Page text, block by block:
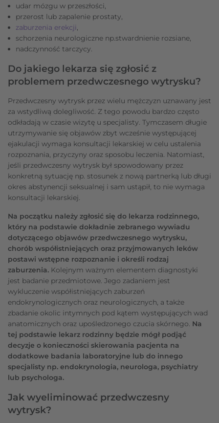
udar mózgu w przeszłości,
przerost lub zapalenie prostaty,
zaburzenia erekcji,
schorzenia neurologiczne np.stwardnienie rozsiane,
nadczynność tarczycy.
Do jakiego lekarza się zgłosić z
problemem przedwczesnego wytrysku?
Przedwczesny wytrysk przez wielu mężczyzn uznawany jest
za wstydliwą dolegliwość. Z tego powodu bardzo często
odkładają w czasie wizytę u specjalisty. Tymczasem długie
utrzymywanie się objawów zbyt wcześnie występującej
ejakulacji wymaga konsultacji lekarskiej w celu ustalenia
rozpoznania, przyczyny oraz sposobu leczenia. Natomiast,
jeśli przedwczesny wytrysk był spowodowany przez
konkretną sytuację np. stosunek z nową partnerką lub długi
okres abstynencji seksualnej i sam ustąpił, to nie wymaga
konsultacji lekarskiej.
Na początku należy zgłosić się do lekarza rodzinnego,
który na podstawie dokładnie zebranego wywiadu
dotyczącego objawów przedwczesnego wytrysku,
chorób współistniejących oraz przyjmowanych leków
postawi wstępne rozpoznanie i określi rodzaj
zaburzenia. Kolejnym ważnym elementem diagnostyki
jest badanie przedmiotowe. Jego zadaniem jest
wykluczenie współistniejących zaburzeń
endokrynologicznych oraz neurologicznych, a także
zbadanie okolic intymnych pod kątem występujących wad
anatomicznych oraz upośledzonego czucia skórnego. Na
tej podstawie lekarz rodzinny będzie mógł podjąć
decyzje o konieczności skierowania pacjenta na
dodatkowe badania laboratoryjne lub do innego
specjalisty np. endokrynologia, neurologa, psychiatry
lub psychologa.
Jak wyeliminować przedwczesny
wytrysk?